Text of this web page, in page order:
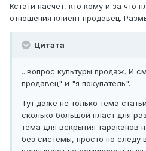
Кстати насчет, кто кому и за что
отношения клиент продавец.
Цитата
...вопрос культуры продаж. И
продавец" и "я покупатель".
Тут даже не только тема
сколько большой пласт для
тема для вскрытия тараканов
без системы, просто по следу